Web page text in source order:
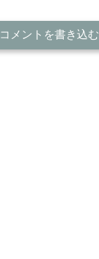
コメントを書き込む